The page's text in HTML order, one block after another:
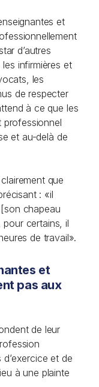
et
d’autres
infirmières et
les
de respecter
à ce que les
professionnel
et au-delà de
que
: «il
chapeau
pour certains, il
de travail».
et
pas aux
de leur
et de
à une plainte